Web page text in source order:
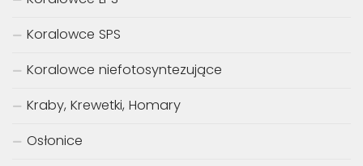
Koralowce SPS
Koralowce niefotosyntezujące
Kraby, Krewetki, Homary
Osłonice